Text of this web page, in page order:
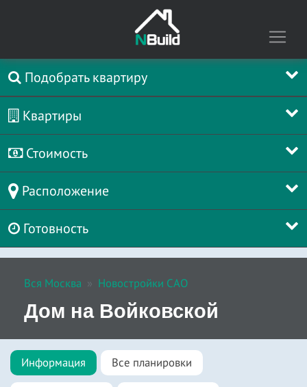
Подобрать квартиру
Квартиры
Стоимость
Расположение
Готовность
Вся Москва Новостройки САО
Дом на Войковской
Информация Все планировки